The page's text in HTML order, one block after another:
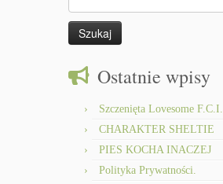
Ostatnie wpisy
Szczenięta Lovesome F.C.I.
CHARAKTER SHELTIE
PIES KOCHA INACZEJ
Polityka Prywatności.